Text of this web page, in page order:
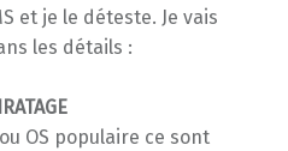
et je le déteste. Je vais
les détails :
OS populaire ce sont